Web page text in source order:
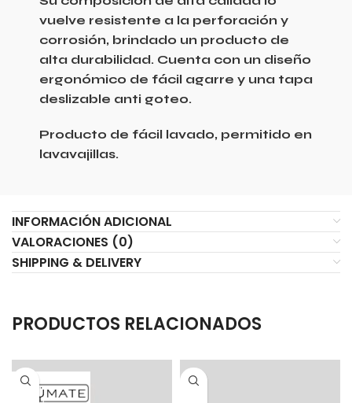
vuelve resistente a la perforación y
corrosión, brindado un producto de
alta durabilidad. Cuenta con un diseño
ergonómico de fácil agarre y una tapa
deslizable anti goteo.
Producto de fácil lavado, permitido en
lavavajillas.
INFORMACIÓN ADICIONAL
VALORACIONES (0)
SHIPPING & DELIVERY
PRODUCTOS RELACIONADOS